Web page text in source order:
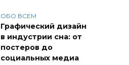
ОБО ВСЕМ
Графический дизайн
в индустрии сна: от
постеров до
социальных медиа